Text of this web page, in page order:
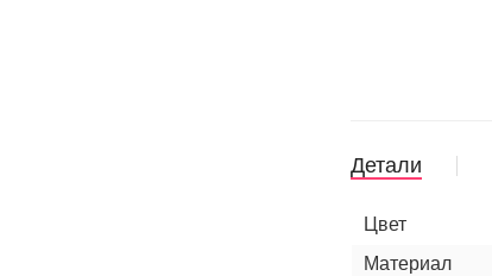
Детали
Цвет
Материал